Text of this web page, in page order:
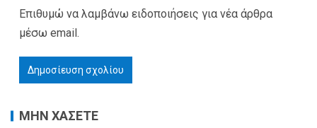
Επιθυμώ να λαμβάνω ειδοποιήσεις για νέα άρθρα
μέσω email.
ΜΗΝ ΧΑΣΕΤΕ